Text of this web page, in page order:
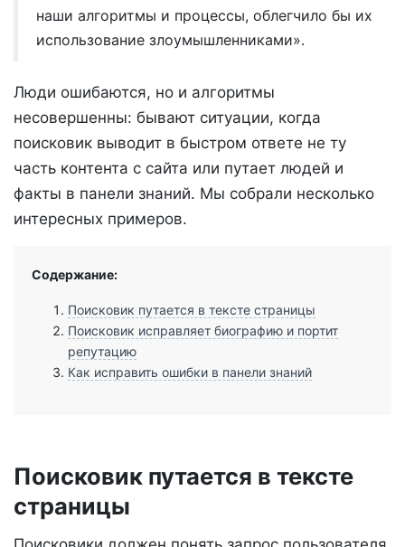
наши алгоритмы и процессы, облегчило бы их
использование злоумышленниками».
Люди ошибаются, но и алгоритмы
несовершенны: бывают ситуации, когда
поисковик выводит в быстром ответе не ту
часть контента с сайта или путает людей и
факты в панели знаний. Мы собрали несколько
интересных примеров.
Содержание:
Поисковик путается в тексте страницы
Поисковик исправляет биографию и портит
репутацию
Как исправить ошибки в панели знаний
Поисковик путается в тексте
страницы